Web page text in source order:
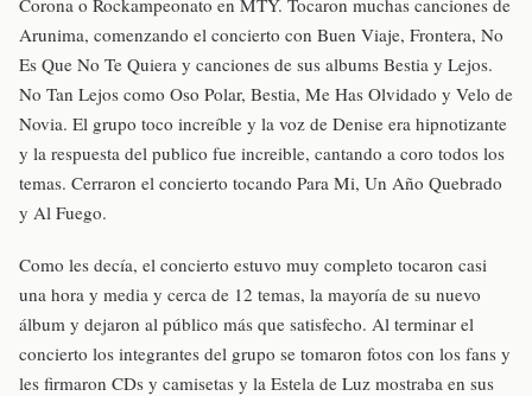
Corona o Rockampeonato en MTY. Tocaron muchas canciones de
Arunima, comenzando el concierto con Buen Viaje, Frontera, No
Es Que No Te Quiera y canciones de sus albums Bestia y Lejos.
No Tan Lejos como Oso Polar, Bestia, Me Has Olvidado y Velo de
Novia. El grupo toco increíble y la voz de Denise era hipnotizante
y la respuesta del publico fue increible, cantando a coro todos los
temas. Cerraron el concierto tocando Para Mi, Un Año Quebrado
y Al Fuego.
Como les decía, el concierto estuvo muy completo tocaron casi
una hora y media y cerca de 12 temas, la mayoría de su nuevo
álbum y dejaron al público más que satisfecho. Al terminar el
concierto los integrantes del grupo se tomaron fotos con los fans y
les firmaron CDs y camisetas y la Estela de Luz mostraba en sus